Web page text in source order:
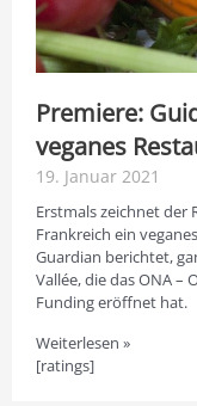
Premiere:
veganes
19. Januar 2021
Erstmals zeichnet der
Frankreich ein
Guardian berichtet,
Vallée, die das ONA –
Funding eröffnet hat.
Weiterlesen »
[ratings]